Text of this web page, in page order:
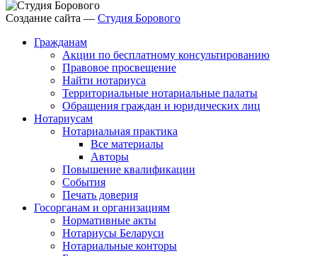
Создание сайта — Студия Борового
Гражданам
Акции по бесплатному консультированию
Правовое просвещение
Найти нотариуса
Территориальные нотариальные палаты
Обращения граждан и юридических лиц
Нотариусам
Нотариальная практика
Все материалы
Авторы
Повышение квалификации
События
Печать доверия
Госорганам и организациям
Нормативные акты
Нотариусы Беларуси
Нотариальные конторы